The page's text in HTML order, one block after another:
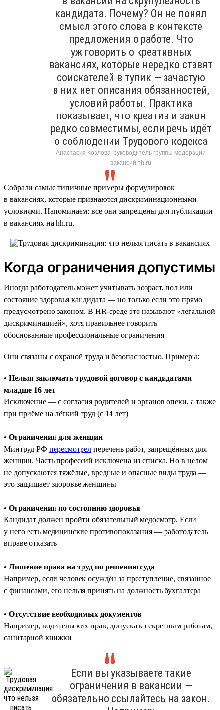
кандидата. Почему? Он не понял
смысл этого слова в контексте
предложения о работе. Что
уж говорить о креативных
вакансиях, которые нередко ставят
соискателей в тупик — зачастую
в них нет описания обязанностей,
условий работы. Практика
показывает, что креатив и закон
редко совместимы, если речь идёт
о соблюдении Трудового кодекса
Анастасия Козлова, руководитель группы модерации
вакансий hh.ru
Собрали самые типичные примеры формулировок
в вакансиях, которые признаются дискриминационными
условиями. Напоминаем: все они запрещены для публикации
в вакансиях на hh.ru.
Когда ограничения допустимы
Иногда работодатель может учитывать возраст, пол или
состояние здоровья кандидата — но только если это прямо
предусмотрено законом. В HR-среде это называют «легальной
дискриминацией», хотя правильнее говорить —
обоснованные профессиональные ограничения.
Они связаны с охраной труда и безопасностью. Примеры:
• Нельзя заключать трудовой договор с кандидатами
младше 16 лет
Исключение — с согласия родителей и органов опеки, а также
при приёме на лёгкий труд (с 14 лет)
• Ограничения для женщин
Минтруд РФ пересмотрел перечень работ, запрещённых для
женщин. Часть профессий исключена из списка. Но в целом
не допускаются тяжёлые, вредные и опасные виды труда —
это защищает здоровье женщины
• Ограничения по состоянию здоровья
Кандидат должен пройти обязательный медосмотр. Если
у него есть медицинские противопоказания — работодатель
вправе отказать
• Лишение права на труд по решению суда
Например, если человек осуждён за преступление, связанное
с финансами, его нельзя принять на должность бухгалтера
• Отсутствие необходимых документов
Например, водительских прав, допуска к секретным работам,
санитарной книжки
Если вы указываете такие
ограничения в вакансии —
обязательно ссылайтесь на закон.